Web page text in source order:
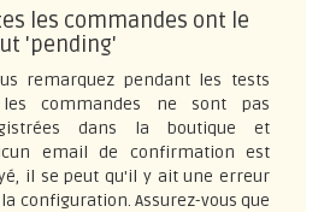
les commandes ont le
'pending'
remarquez pendant les tests
commandes ne sont pas
dans la boutique et
email de confirmation est
il se peut qu'il y ait une erreur
configuration. Assurez-vous que